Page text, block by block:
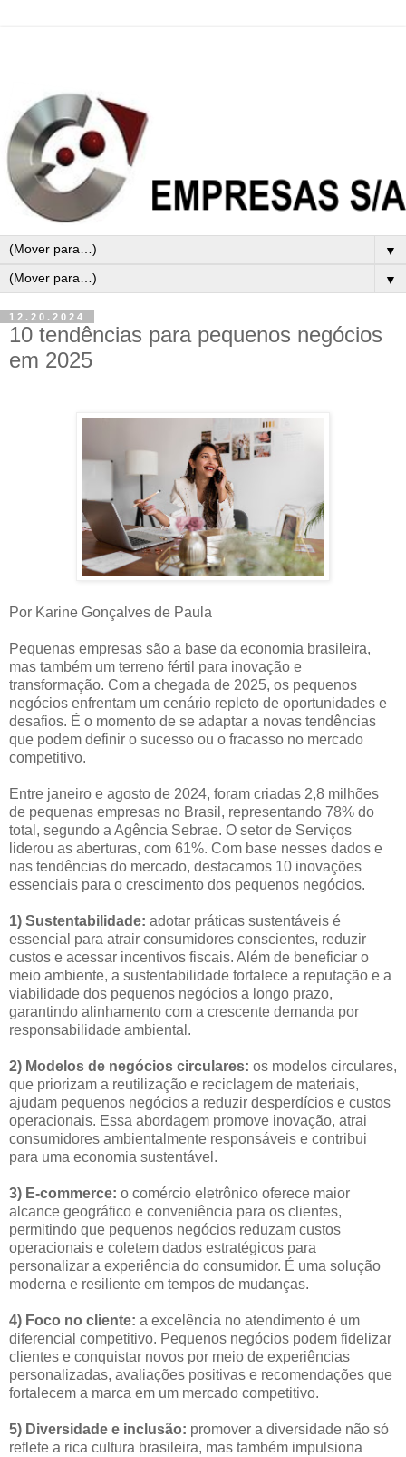
▼
▼
12.20.2024
10 tendências para pequenos negócios
em 2025
Por Karine Gonçalves de Paula
Pequenas empresas são a base da economia brasileira,
mas também um terreno fértil para inovação e
transformação. Com a chegada de 2025, os pequenos
negócios enfrentam um cenário repleto de oportunidades e
desafios. É o momento de se adaptar a novas tendências
que podem definir o sucesso ou o fracasso no mercado
competitivo.
Entre janeiro e agosto de 2024, foram criadas 2,8 milhões
de pequenas empresas no Brasil, representando 78% do
total, segundo a Agência Sebrae. O setor de Serviços
liderou as aberturas, com 61%. Com base nesses dados e
nas tendências do mercado, destacamos 10 inovações
essenciais para o crescimento dos pequenos negócios.
1) Sustentabilidade: adotar práticas sustentáveis é
essencial para atrair consumidores conscientes, reduzir
custos e acessar incentivos fiscais. Além de beneficiar o
meio ambiente, a sustentabilidade fortalece a reputação e a
viabilidade dos pequenos negócios a longo prazo,
garantindo alinhamento com a crescente demanda por
responsabilidade ambiental.
2) Modelos de negócios circulares: os modelos circulares,
que priorizam a reutilização e reciclagem de materiais,
ajudam pequenos negócios a reduzir desperdícios e custos
operacionais. Essa abordagem promove inovação, atrai
consumidores ambientalmente responsáveis e contribui
para uma economia sustentável.
3) E-commerce: o comércio eletrônico oferece maior
alcance geográfico e conveniência para os clientes,
permitindo que pequenos negócios reduzam custos
operacionais e coletem dados estratégicos para
personalizar a experiência do consumidor. É uma solução
moderna e resiliente em tempos de mudanças.
4) Foco no cliente: a excelência no atendimento é um
diferencial competitivo. Pequenos negócios podem fidelizar
clientes e conquistar novos por meio de experiências
personalizadas, avaliações positivas e recomendações que
fortalecem a marca em um mercado competitivo.
5) Diversidade e inclusão: promover a diversidade não só
reflete a rica cultura brasileira, mas também impulsiona